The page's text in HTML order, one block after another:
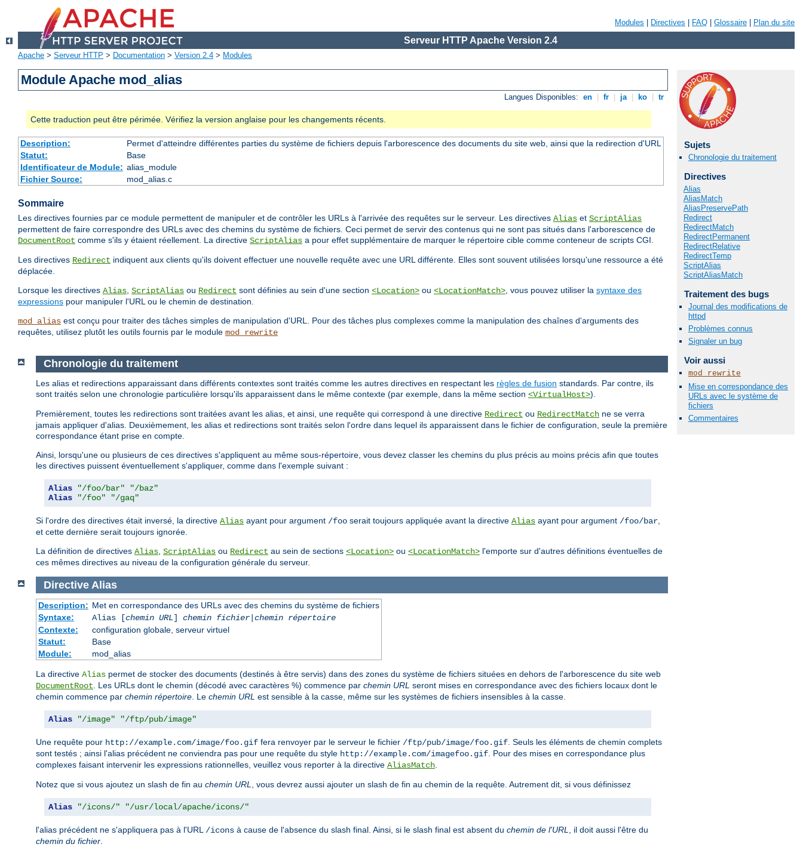
Modules Directives FAQ Glossaire Plan du site
Serveur HTTP Apache Version 2.4
Apache > Serveur HTTP > Documentation > Version 2.4 > Modules
Module Apache mod_alias
Langues Disponibles: en fr ja ko tr
Cette traduction peut être périmée. Vérifiez la version anglaise pour les changements récents.
Description:
Permet d'atteindre différentes parties du système de fichiers depuis l'arborescence des documents du site web, ainsi que la redirection d'URL
Statut:
Base
Identificateur de Module: alias_module
Fichier Source:
mod_alias.c
Sommaire
Les directives fournies par ce module permettent de manipuler et de contrôler les URLs à l'arrivée des requêtes sur le serveur. Les directives Alias et ScriptAlias
permettent de faire correspondre des URLs avec des chemins du système de fichiers. Ceci permet de servir des contenus qui ne sont pas situés dans l'arborescence de
DocumentRoot comme s'ils y étaient réellement. La directive ScriptAlias a pour effet supplémentaire de marquer le répertoire cible comme conteneur de scripts CGI.
Les directives Redirect indiquent aux clients qu'ils doivent effectuer une nouvelle requête avec une URL différente. Elles sont souvent utilisées lorsqu'une ressource a été
déplacée.
Lorsque les directives Alias, ScriptAlias ou Redirect sont définies au sein d'une section <Location> ou <LocationMatch>, vous pouvez utiliser la syntaxe des
expressions pour manipuler l'URL ou le chemin de destination.
mod_alias est conçu pour traiter des tâches simples de manipulation d'URL. Pour des tâches plus complexes comme la manipulation des chaînes d'arguments des
requêtes, utilisez plutôt les outils fournis par le module mod_rewrite
Sujets
Chronologie du traitement
Directives
Alias
AliasMatch
AliasPreservePath
Redirect
RedirectMatch
RedirectPermanent
RedirectRelative
RedirectTemp
ScriptAlias
ScriptAliasMatch
Traitement des bugs
Journal des modifications de
httpd
Problèmes connus
Signaler un bug
Voir aussi
mod_rewrite
Mise en correspondance des
URLs avec le système de
fichiers
Commentaires
Chronologie du traitement
Les alias et redirections apparaissant dans différents contextes sont traités comme les autres directives en respectant les règles de fusion standards. Par contre, ils
sont traités selon une chronologie particulière lorsqu'ils apparaissent dans le même contexte (par exemple, dans la même section <VirtualHost>).
Premièrement, toutes les redirections sont traitées avant les alias, et ainsi, une requête qui correspond à une directive Redirect ou RedirectMatch ne se verra
jamais appliquer d'alias. Deuxièmement, les alias et redirections sont traités selon l'ordre dans lequel ils apparaissent dans le fichier de configuration, seule la première
correspondance étant prise en compte.
Ainsi, lorsqu'une ou plusieurs de ces directives s'appliquent au même sous-répertoire, vous devez classer les chemins du plus précis au moins précis afin que toutes
les directives puissent éventuellement s'appliquer, comme dans l'exemple suivant :
Alias "/foo/bar"
"/baz"
Alias
"/foo" "/gaq"
Si l'ordre des directives était inversé, la directive Alias ayant pour argument /foo serait toujours appliquée avant la directive Alias ayant pour argument /foo/bar
et cette dernière serait toujours ignorée.
La définition de directives Alias ScriptAlias ou Redirect au sein de sections <Location> ou <LocationMatch> l'emporte sur d'autres définitions éventuelles de
ces mêmes directives au niveau de la configuration générale du serveur.
Directive Alias
Description: Met en correspondance des URLs avec des chemins du système de fichiers
Syntaxe:
Alias [chemin URL] chemin fichier| chemin répertoire
Contexte:
configuration globale, serveur virtuel
Statut:
Base
Module:
mod_alias
La directive Alias permet de stocker des documents (destinés à être servis) dans des zones du système de fichiers situées en dehors de l'arborescence du site web
DocumentRoot. Les URLs dont le chemin (décodé avec caractères %) commence par chemin URL seront mises en correspondance avec des fichiers locaux dont le
chemin commence par chemin répertoire. Le chemin URL est sensible à la casse, même sur les systèmes de fichiers insensibles à la casse.
Alias "/image" "/ftp/pub/image"
Une requête pour http://example.com/image/foo.gif fera renvoyer par le serveur le fichier /ftp/pub/image/foo.gif. Seuls les éléments de chemin complets
sont testés ; ainsi l'alias précédent ne conviendra pas pour une requête du style http://example.com/imagefoo.gif. Pour des mises en correspondance plus
complexes faisant intervenir les expressions rationnelles, veuillez vous reporter à la directive AliasMatch.
Notez que si vous ajoutez un slash de fin au chemin URL, vous devrez aussi ajouter un slash de fin au chemin de la requête. Autrement dit, si vous définissez
Alias "/icons/" "/usr/local/apache/icons/"
l'alias précédent ne s'appliquera pas à l'URL /icons à cause de l'absence du slash final. Ainsi, si le slash final est absent du chemin de l'URL, il doit aussi l'être du
chemin du fichier.